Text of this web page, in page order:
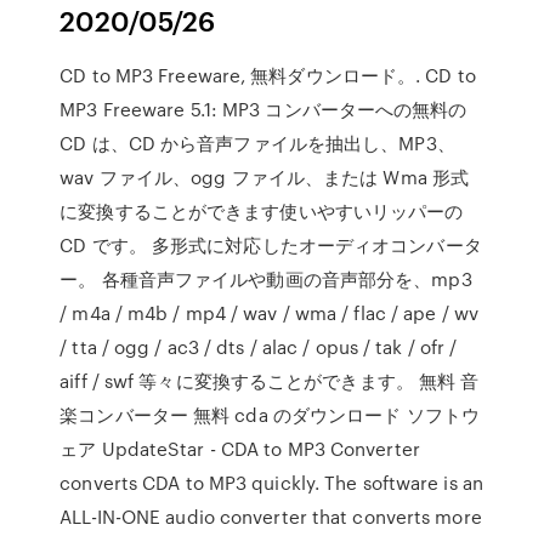
2020/05/26
CD to MP3 Freeware, 無料ダウンロード。. CD to
MP3 Freeware 5.1: MP3 コンバーターへの無料の
CD は、CD から音声ファイルを抽出し、MP3、
wav ファイル、ogg ファイル、または Wma 形式
に変換することができます使いやすいリッパーの
CD です。 多形式に対応したオーディオコンバータ
ー。 各種音声ファイルや動画の音声部分を、mp3
/ m4a / m4b / mp4 / wav / wma / flac / ape / wv
/ tta / ogg / ac3 / dts / alac / opus / tak / ofr /
aiff / swf 等々に変換することができます。 無料 音
楽コンバーター 無料 cda のダウンロード ソフトウ
ェア UpdateStar - CDA to MP3 Converter
converts CDA to MP3 quickly. The software is an
ALL-IN-ONE audio converter that converts more